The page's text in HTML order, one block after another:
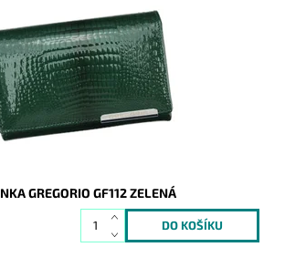
jejíž povrch imituje hadí kůži.
vzhledem zaujme na první pohled
GREGORIO GF112 ZELENÁ